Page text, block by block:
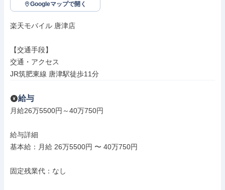
Googleマップで開く
楽天モバイル 唐津店
【交通手段】
交通・アクセス
JR筑肥東線 唐津駅徒歩11分
給与
月給26万5500円～40万750円
給与詳細
基本給：月給 26万5500円 〜 40万750円
固定残業代：なし